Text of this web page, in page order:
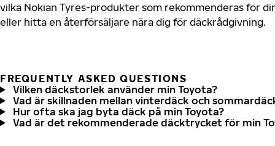
vilka Nokian Tyres-produkter som rekommenderas för
eller hitta en återförsäljare nära dig för däckrådgivning.
FREQUENTLY ASKED QUESTIONS
Vilken däckstorlek använder min Toyota?
Vad är skillnaden mellan vinterdäck och
Hur ofta ska jag byta däck på min Toyota?
Vad är det rekommenderade däcktrycket för min